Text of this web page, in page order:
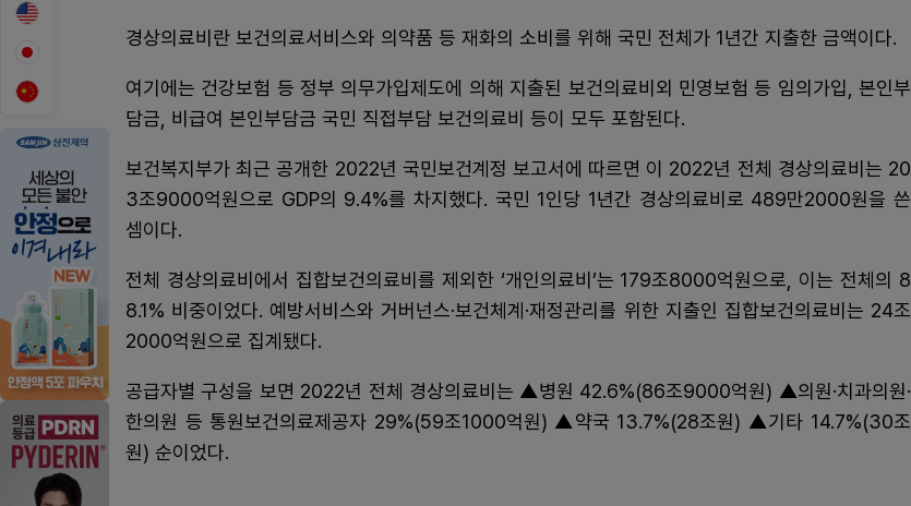
경상의료비란 보건의료서비스와 의약품 등 재화의 소비를 위해 국민 전체가 1년간 지출한 금액이다.
여기에는 건강보험 등 정부 의무가입제도에 의해 지출된 보건의료비외 민영보험 등 임의가입, 본인부
담금, 비급여 본인부담금 국민 직접부담 보건의료비 등이 모두 포함된다.
보건복지부가 최근 공개한 2022년 국민보건계정 보고서에 따르면 이 2022년 전체 경상의료비는 20
3조9000억원으로 GDP의 9.4%를 차지했다. 국민 1인당 1년간 경상의료비로 489만2000원을 쓴
셈이다.
전체 경상의료비에서 집합보건의료비를 제외한 ‘개인의료비’는 179조8000억원으로, 이는 전체의 8
8.1% 비중이었다. 예방서비스와 거버넌스·보건체계·재정관리를 위한 지출인 집합보건의료비는 24조
2000억원으로 집계됐다.
공급자별 구성을 보면 2022년 전체 경상의료비는 ▲병원 42.6%(86조9000억원) ▲의원·치과의원·
한의원 등 통원보건의료제공자 29%(59조1000억원) ▲약국 13.7%(28조원) ▲기타 14.7%(30조
원) 순이었다.